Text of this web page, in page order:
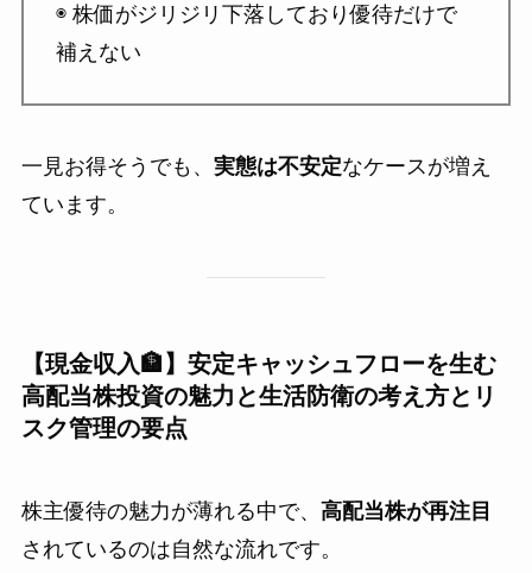
◉ 株価がジリジリ下落しており優待だけで
補えない
一見お得そうでも、 実態は不安定なケースが増え
ています。
【現金収入🏦】安定キャッシュフローを生む
高配当株投資の魅力と生活防衛の考え方とリ
スク管理の要点
株主優待の魅力が薄れる中で、 高配当株が再注目
されているのは自然な流れです。